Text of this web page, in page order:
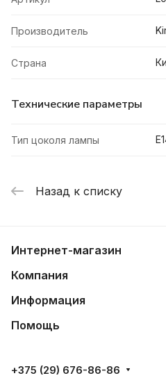
Производитель
Страна
Технические параметры
Тип цоколя лампы
Назад к списку
Интернет-магазин
Компания
Информация
Помощь
+375 (29) 676-86-86